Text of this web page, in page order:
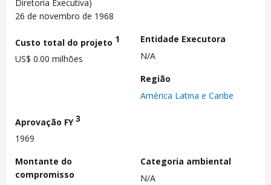
Diretoria Executiva)
26 de novembro de 1968
Custo total do projeto 1
US$ 0.00 milhões
Entidade Executora
N/A
Região
América Latina e Caribe
Aprovação FY3
1969
Montante do
compromisso
Categoria ambiental
N/A